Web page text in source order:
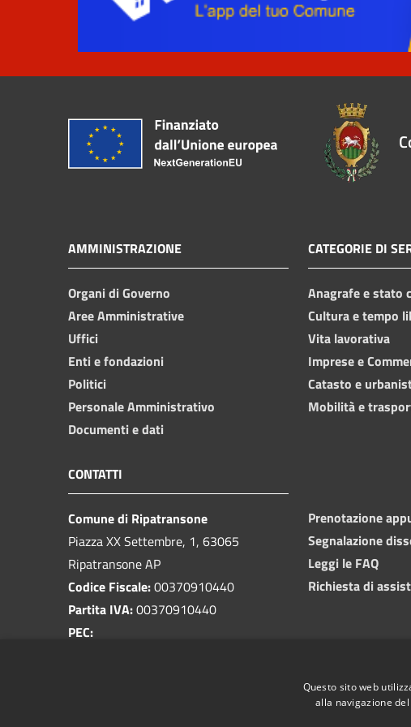
AMMINISTRAZIONE
Organi di Governo
Aree Amministrative
Uffici
Enti e fondazioni
Politici
Personale Amministrativo
Documenti e dati
CATEGORIE DI
Anagrafe e stato
Cultura e tempo
Vita lavorativa
Imprese e
Catasto e
Mobilità e
CONTATTI
Comune di Ripatransone
Piazza XX Settembre, 1, 63065
Ripatransone AP
Codice Fiscale:00370910440
Partita IVA:00370910440
PEC:
Prenotazione
Segnalazione
Leggi le FAQ
Richiesta di
Questo sito web
alla navigazione